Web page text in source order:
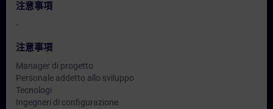
注意事項
-
注意事項
Manager di progetto
Personale addetto allo sviluppo
Tecnologi
Ingegneri di configurazione